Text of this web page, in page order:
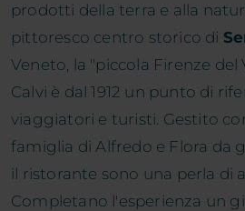
prodotti della terra e alla
pittoresco centro storico di
Veneto, la "piccola Firenze del
Calvi è dal 1912 un punto di
viaggiatori e turisti. Gestito
famiglia di Alfredo e Flora da
il ristorante sono una perla di
Completano l'esperienza un